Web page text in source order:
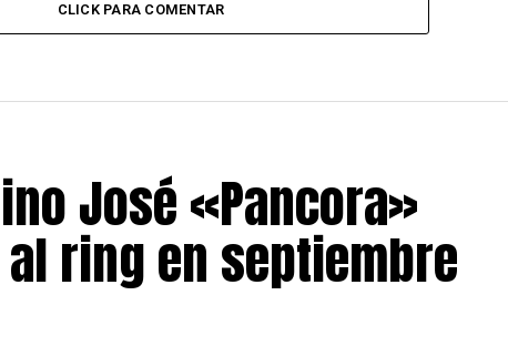
CLICK PARA COMENTAR
José «Pancora»
ring en septiembre